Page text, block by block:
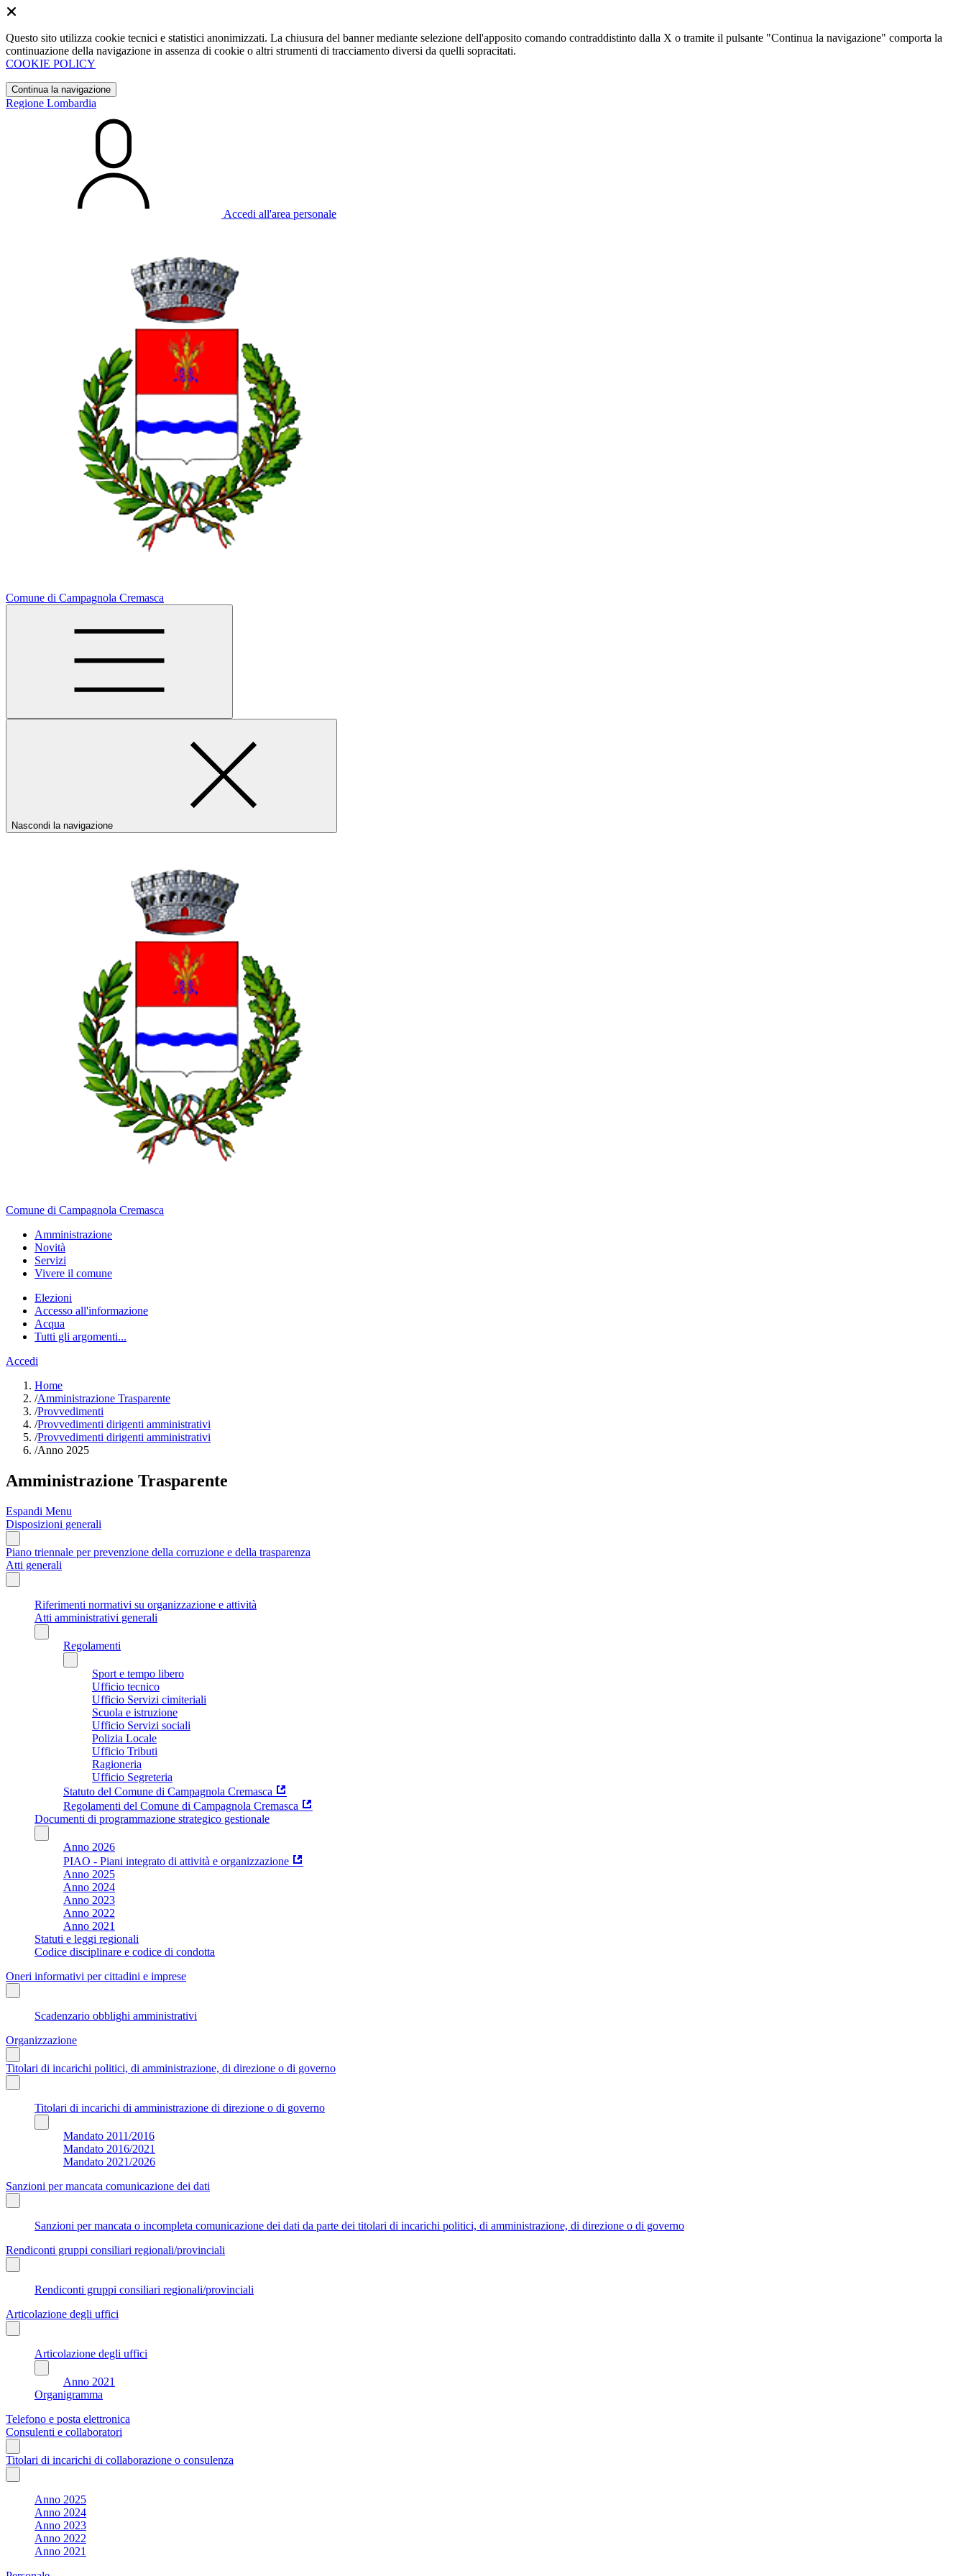
Questo sito utilizza cookie tecnici e statistici anonimizzati. La chiusura del banner mediante selezione dell'apposito comando contraddistinto dalla X o tramite il pulsante "Continua la navigazione" comporta la
continuazione della navigazione in assenza di cookie o altri strumenti di tracciamento diversi da quelli sopracitati.
COOKIE POLICY
Continua la navigazione
Regione Lombardia
Accedi all'area personale
Comune di Campagnola Cremasca
Nascondi la navigazione
Comune di Campagnola Cremasca
Amministrazione
Novità
Servizi
Vivere il comune
Elezioni
Accesso all'informazione
Acqua
Tutti gli argomenti...
Accedi
Home
/Amministrazione Trasparente
/Provvedimenti
/Provvedimenti dirigenti amministrativi
/Provvedimenti dirigenti amministrativi
/Anno 2025
Amministrazione Trasparente
Espandi Menu
Disposizioni generali
Piano triennale per prevenzione della corruzione e della trasparenza
Atti generali
Riferimenti normativi su organizzazione e attività
Atti amministrativi generali
Regolamenti
Sport e tempo libero
Ufficio tecnico
Ufficio Servizi cimiteriali
Scuola e istruzione
Ufficio Servizi sociali
Polizia Locale
Ufficio Tributi
Ragioneria
Ufficio Segreteria
Statuto del Comune di Campagnola Cremasca
Regolamenti del Comune di Campagnola Cremasca
Documenti di programmazione strategico gestionale
Anno 2026
PIAO - Piani integrato di attività e organizzazione
Anno 2025
Anno 2024
Anno 2023
Anno 2022
Anno 2021
Statuti e leggi regionali
Codice disciplinare e codice di condotta
Oneri informativi per cittadini e imprese
Scadenzario obblighi amministrativi
Organizzazione
Titolari di incarichi politici, di amministrazione, di direzione o di governo
Titolari di incarichi di amministrazione di direzione o di governo
Mandato 2011/2016
Mandato 2016/2021
Mandato 2021/2026
Sanzioni per mancata comunicazione dei dati
Sanzioni per mancata o incompleta comunicazione dei dati da parte dei titolari di incarichi politici, di amministrazione, di direzione o di governo
Rendiconti gruppi consiliari regionali/provinciali
Rendiconti gruppi consiliari regionali/provinciali
Articolazione degli uffici
Articolazione degli uffici
Anno 2021
Organigramma
Telefono e posta elettronica
Consulenti e collaboratori
Titolari di incarichi di collaborazione o consulenza
Anno 2025
Anno 2024
Anno 2023
Anno 2022
Anno 2021